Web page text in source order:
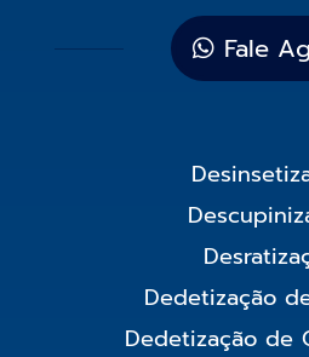
Fale
Dedetização
Dedetização de